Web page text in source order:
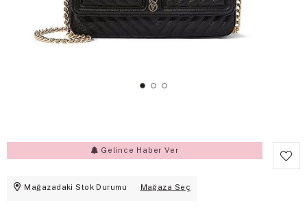
Gelince Haber Ver
Mağazadaki Stok Durumu Mağaza Seç